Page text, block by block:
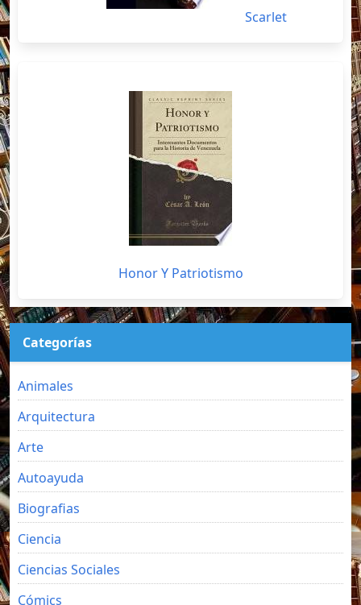
Scarlet
Honor Y Patriotismo
Categorías
Animales
Arquitectura
Arte
Autoayuda
Biografias
Ciencia
Ciencias Sociales
Cómics